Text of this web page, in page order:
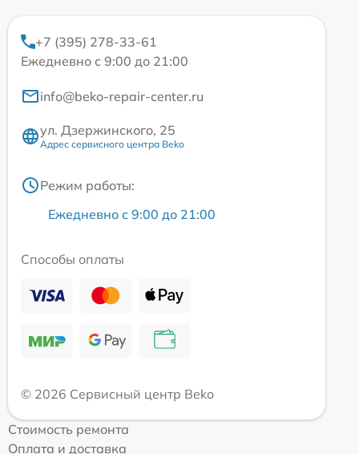
+7 (395) 278-33-61
Ежедневно с 9:00 до 21:00
info@beko-repair-center.ru
ул. Дзержинского, 25
Адрес сервисного центра Beko
Режим работы:
Ежедневно с 9:00 до 21:00
Способы оплаты
© 2026 Сервисный центр Beko
Стоимость ремонта
Оплата и доставка